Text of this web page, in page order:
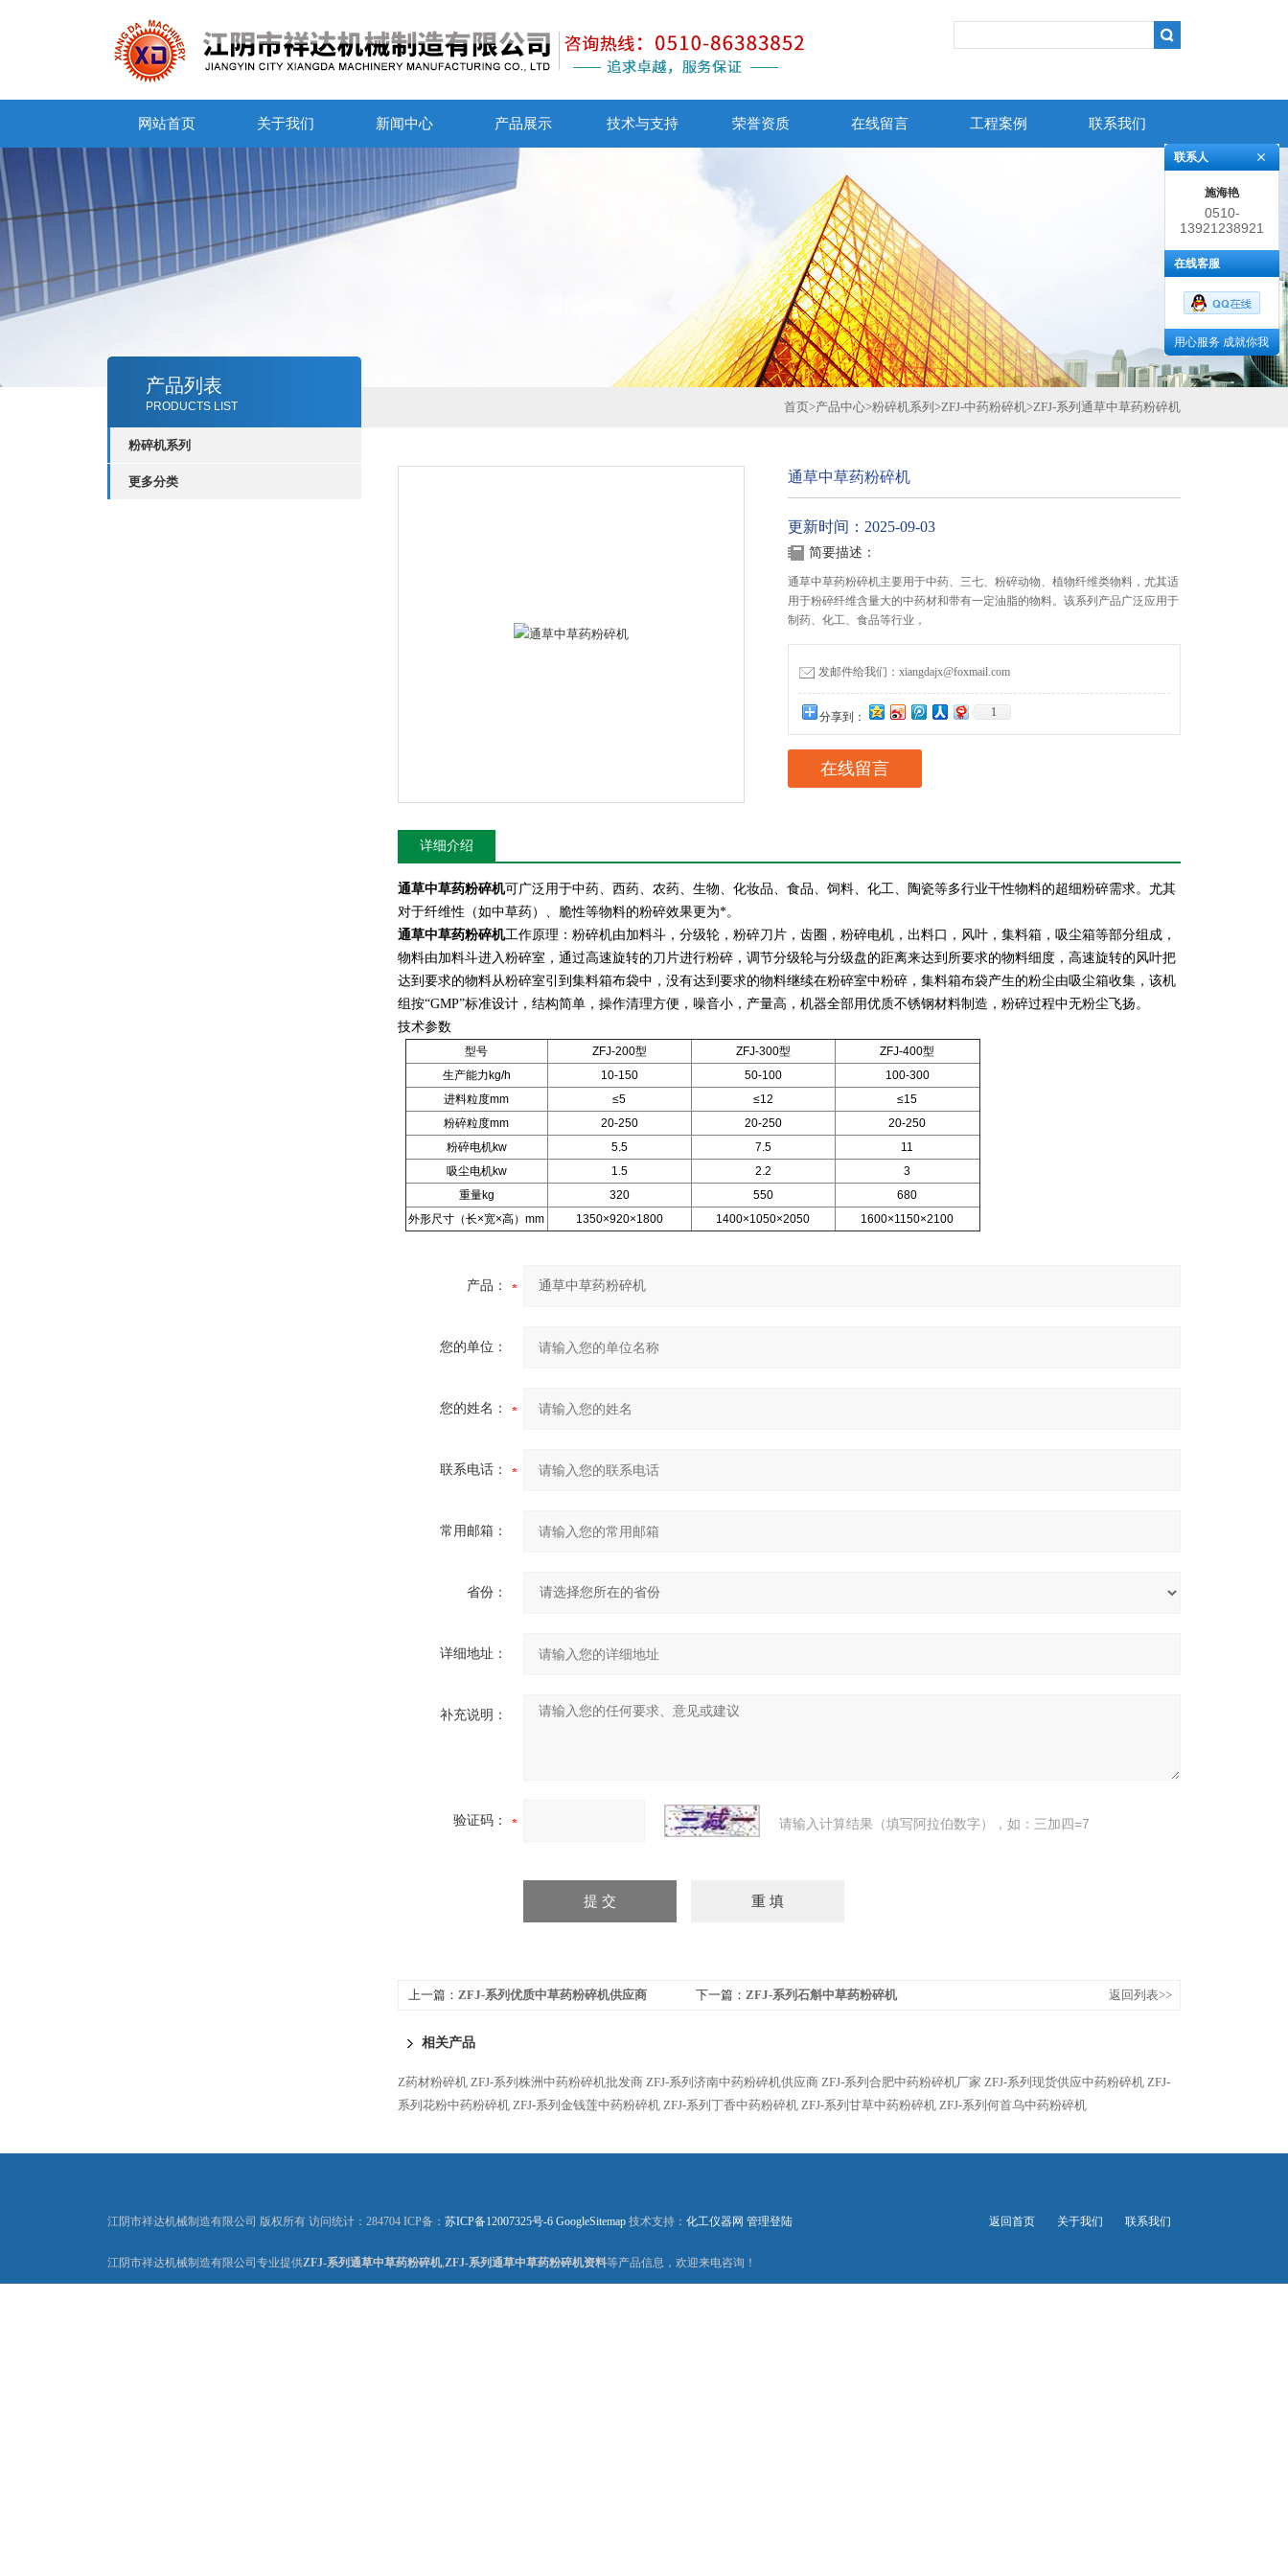
网站首页 关于我们 新闻中心 产品展示 技术与支持 荣誉资质 在线留言 工程案例 联系我们
产品列表
PRODUCTS LIST
粉碎机系列
更多分类
首页>产品中心>粉碎机系列 >ZFJ-中药粉碎机>ZFJ-系列通草中草药粉碎机
通草中草药粉碎机
更新时间：2025-09-03
简要描述：
通草中草药粉碎机主要用于中药、三七、粉碎动物、植物纤维类物料，尤其适
用于粉碎纤维含量大的中药材和带有一定油脂的物料。该系列产品广泛应用于
制药、化工、食品等行业，
发邮件给我们：xiangdajx@foxmail.com
分享到： 1
在线留言
详细介绍
通草中草药粉碎机可广泛用于中药、西药、农药、生物、化妆品、食品、饲料、化工、陶瓷等多行业干性物料的超细粉碎需求。尤其
对于纤维性（如中草药）、脆性等物料的粉碎效果更为*。
通草中草药粉碎机工作原理：粉碎机由加料斗，分级轮，粉碎刀片，齿圈，粉碎电机，出料口，风叶，集料箱，吸尘箱等部分组成，
物料由加料斗进入粉碎室，通过高速旋转的刀片进行粉碎，调节分级轮与分级盘的距离来达到所要求的物料细度，高速旋转的风叶把
达到要求的物料从粉碎室引到集料箱布袋中，没有达到要求的物料继续在粉碎室中粉碎，集料箱布袋产生的粉尘由吸尘箱收集，该机
组按“GMP”标准设计，结构简单，操作清理方便，噪音小，产量高，机器全部用优质不锈钢材料制造，粉碎过程中无粉尘飞扬。
技术参数
型号 ZFJ-200型 ZFJ-300型
ZFJ-400型
生产能力kg/h
10-150 50-100
100-300
进料粒度mm
≤5 ≤12
≤15
粉碎粒度mm
20-250 20-250
20-250
粉碎电机kw
5.5 7.5
11
吸尘电机kw
1.5 2.2
3
重量kg
320 550
680
外形尺寸（长×宽×高）mm
1350×920×1800 1400×1050×2050 1600×1150×2100
产品：
您的单位：
您的姓名：
联系电话：
常用邮箱：
省份：
详细地址：
补充说明：
验证码： 请输入计算结果（填写阿拉伯数字），如：三加四=7
上一篇： ZFJ-系列优质中草药粉碎机供应商 下一篇： ZFJ-系列石斛中草药粉碎机 返回列表>>
相关产品
Z药材粉碎机 ZFJ-系列株洲中药粉碎机批发商 ZFJ-系列济南中药粉碎机供应商 ZFJ-系列合肥中药粉碎机厂家 ZFJ-系列现货供应中药粉碎机 ZFJ-
系列花粉中药粉碎机 ZFJ-系列金钱莲中药粉碎机 ZFJ-系列丁香中药粉碎机 ZFJ-系列甘草中药粉碎机 ZFJ-系列何首乌中药粉碎机
江阴市祥达机械制造有限公司 版权所有 访问统计：284704 ICP备： 苏ICP备12007325号-6 GoogleSitemap 技术支持： 化工仪器网 管理登陆
江阴市祥达机械制造有限公司专业提供ZFJ-系列通草中草药粉碎机,ZFJ-系列通草中草药粉碎机资料等产品信息，欢迎来电咨询！
返回首页 关于我们 联系我们
联系人
施海艳
0510-
86383852
13921238921
在线客服
用心服务 成就你我